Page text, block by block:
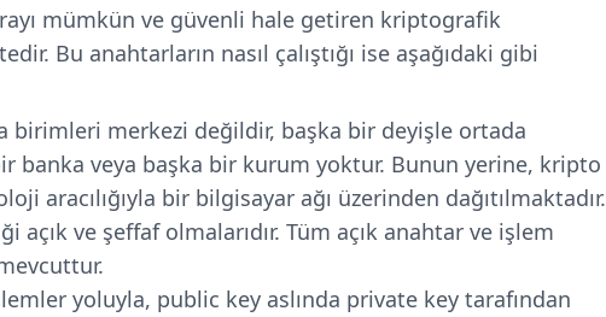
mümkün ve güvenli hale getiren kriptografik
Bu anahtarların nasıl çalıştığı ise aşağıdaki gibi
merkezi değildir, başka bir deyişle ortada
banka veya başka bir kurum yoktur. Bunun yerine, kripto
aracılığıyla bir bilgisayar ağı üzerinden dağıtılmaktadır.
ve şeffaf olmalarıdır. Tüm açık anahtar ve işlem
yoluyla, public key aslında private key tarafından